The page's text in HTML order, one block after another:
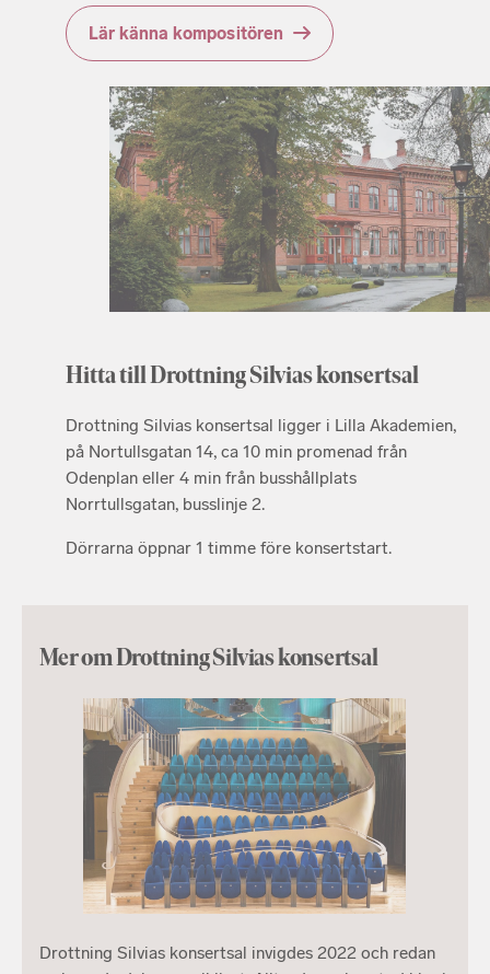
Lär känna kompositören
Hitta till Drottning Silvias konsertsal
Drottning Silvias konsertsal ligger i Lilla Akademien,
på Nortullsgatan 14, ca 10 min promenad från
Odenplan eller 4 min från busshållplats
Norrtullsgatan, busslinje 2.
Dörrarna öppnar 1 timme före konsertstart.
Mer om Drottning Silvias konsertsal
Drottning Silvias konsertsal invigdes 2022 och redan